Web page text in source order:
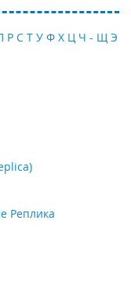
Р С Т У Ф Х Ц Ч - Щ Э
Реплика